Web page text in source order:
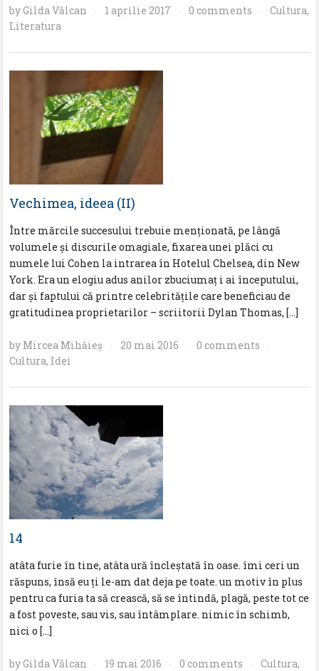
byGilda Vălcan · 1 aprilie 2017 · 0 comments · Cultura,
Literatura
Vechimea, ideea (II)
Între mărcile succesului trebuie menţionată, pe lângă
volumele şi discurile omagiale, fixarea unei plăci cu
numele lui Cohen la intrarea în Hotelul Chelsea, din New
York. Era un elogiu adus anilor zbuciumaţ i ai începutului,
dar şi faptului că printre celebrităţile care beneficiau de
gratitudinea proprietarilor – scriitorii Dylan Thomas, […]
by Mircea Mihăieş · 20 mai 2016 · 0 comments ·
Cultura, Idei
14
atâta furie în tine, atâta ură încleştată în oase. îmi ceri un
răspuns, însă eu ţi le-am dat deja pe toate. un motiv în plus
pentru ca furia ta să crească, să se întindă, plagă, peste tot ce
a fost poveste, sau vis, sau întâmplare. nimic în schimb,
nici o […]
byGilda Vălcan · 19 mai 2016 · 0 comments · Cultura,